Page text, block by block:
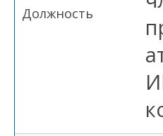
Должность